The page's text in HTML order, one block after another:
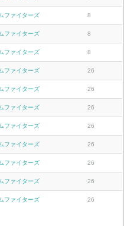
ファイターズ 8
ファイターズ 8
ファイターズ 8
ファイターズ 26
ファイターズ 26
ファイターズ 26
ファイターズ 26
ファイターズ 26
ファイターズ 26
ファイターズ 26
ファイターズ 26